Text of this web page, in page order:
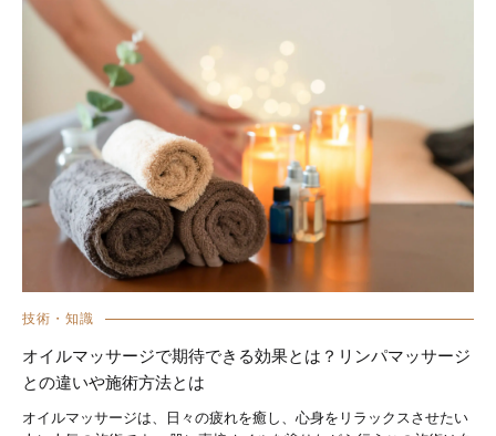
技術・知識
オイルマッサージで期待できる効果とは？リンパマッサージ
との違いや施術方法とは
オイルマッサージは、日々の疲れを癒し、心身をリラックスさせたい